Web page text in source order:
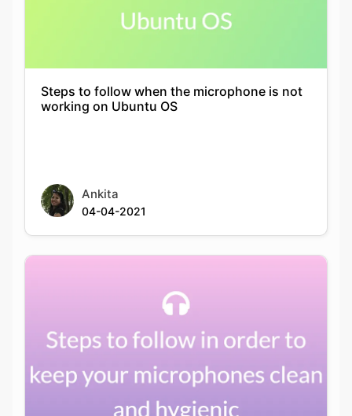
Steps to follow when the microphone is not
working on Ubuntu OS
Ankita
04-04-2021